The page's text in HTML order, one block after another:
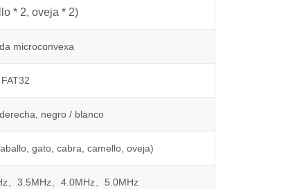
* 2, oveja * 2)
microconvexa
negro / blanco
gato, cabra, camello, oveja)
、3.5MHz、4.0MHz、5.0MHz